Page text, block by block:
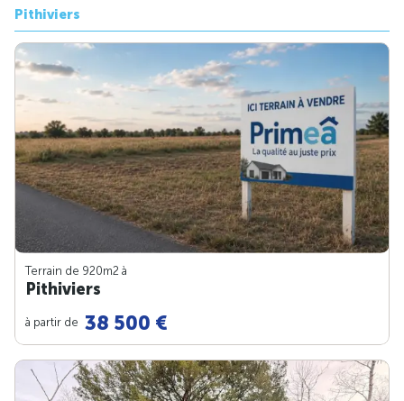
Pithiviers
Terrain de 920m2 à
Pithiviers
à partir de 38 500 €